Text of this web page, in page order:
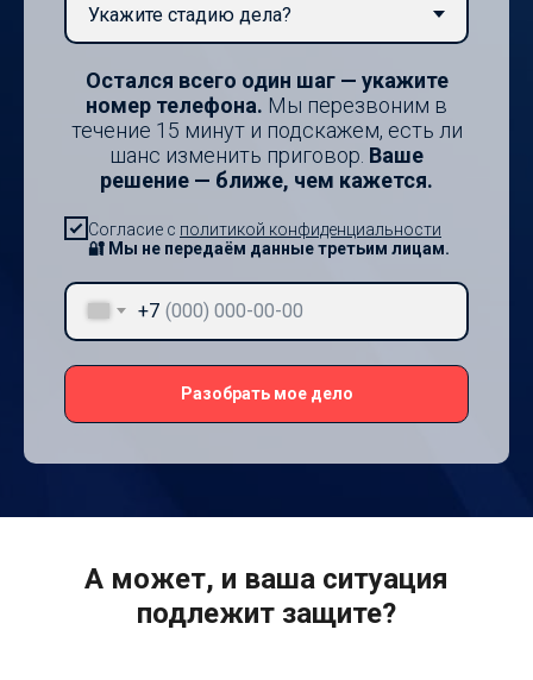
Остался всего один шаг — укажите
номер телефона. Мы перезвоним в
течение 15 минут и подскажем, есть ли
шанс изменить приговор. Ваше
решение — ближе, чем кажется.
Согласие с политикой конфиденциальности
🔐 Мы не передаём данные третьим лицам.
+7
Разобрать мое дело
А может, и ваша ситуация
подлежит защите?